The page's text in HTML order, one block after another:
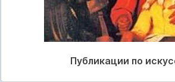
Публикации по